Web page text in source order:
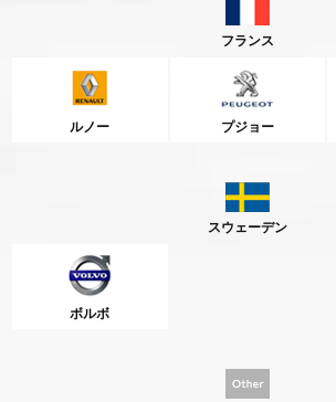
フランス
ルノー プジョー
スウェーデン
ボルボ